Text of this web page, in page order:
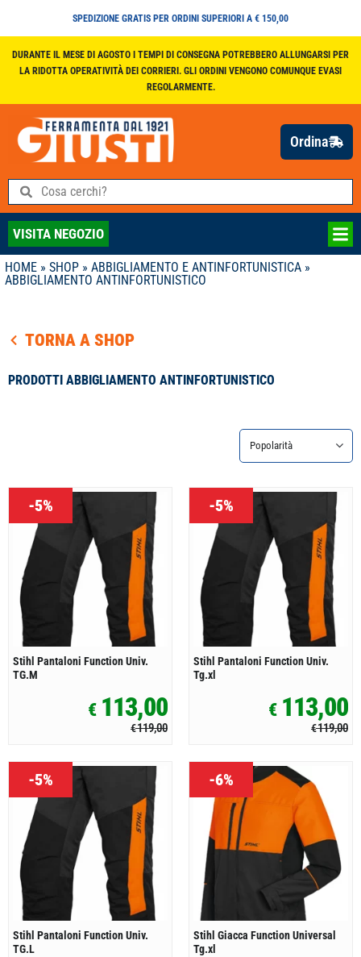
SPEDIZIONE GRATIS PER ORDINI SUPERIORI A € 150,00
DURANTE IL MESE DI AGOSTO I TEMPI DI CONSEGNA POTREBBERO ALLUNGARSI PER
LA RIDOTTA OPERATIVITÀ DEI CORRIERI. GLI ORDINI VENGONO COMUNQUE EVASI
REGOLARMENTE.
Ordina
VISITA NEGOZIO
HOME » SHOP » ABBIGLIAMENTO E ANTINFORTUNISTICA »
ABBIGLIAMENTO ANTINFORTUNISTICO
TORNA A SHOP
PRODOTTI ABBIGLIAMENTO ANTINFORTUNISTICO
-5%
Stihl Pantaloni Function Univ.
TG.M
€119,00
€113,00
-5%
Stihl Pantaloni Function Univ.
Tg.xl
€119,00
€113,00
-5%
Stihl Pantaloni Function Univ.
TG.L
-6%
Stihl Giacca Function Universal
Tg.xl